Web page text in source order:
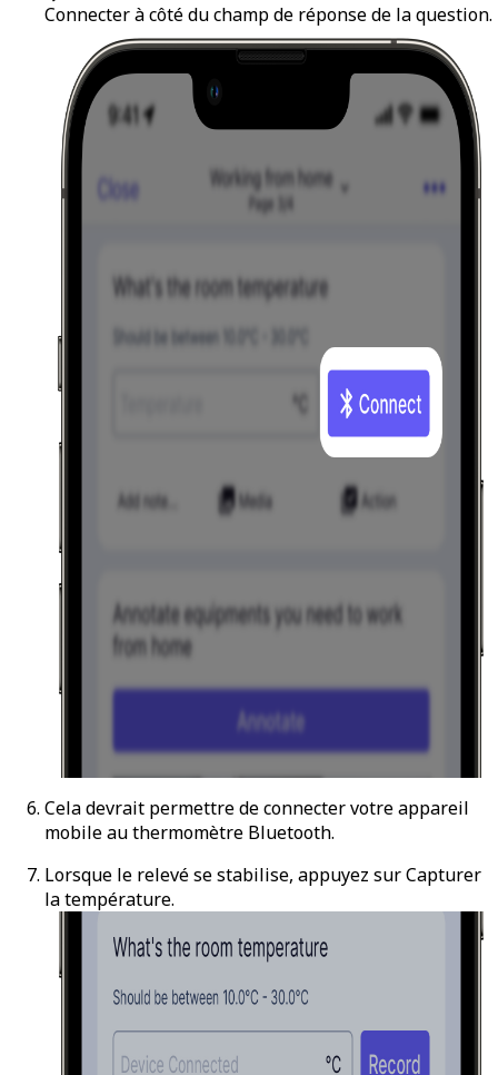
Connecterà côté du champ de réponse de la question.
Cela devrait permettre de connecter votre appareil
mobile au thermomètre Bluetooth.
Lorsque le relevé se stabilise, appuyez surCapturer
la température.